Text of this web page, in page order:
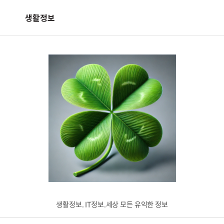
생활정보
생활정보. IT정보.세상 모든 유익한 정보